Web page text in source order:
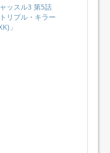
ッスル3 第5話
トリプル・キラー
」